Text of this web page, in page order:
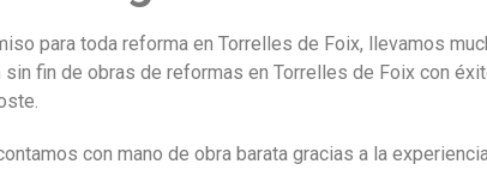
para toda reforma en Torrelles de Foix, llevamos
fin de obras de reformas en Torrelles de Foix con
con mano de obra barata gracias a la